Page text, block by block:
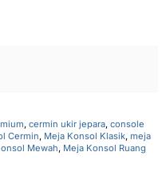
, cermin ukir jepara, console
Cermin, Meja Konsol Klasik, meja
Mewah, Meja Konsol Ruang